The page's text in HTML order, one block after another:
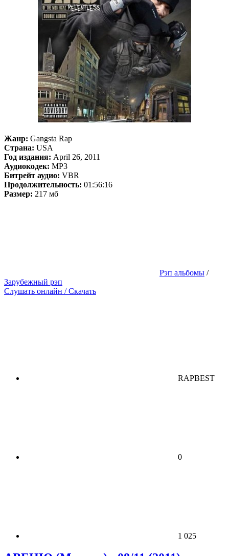
Жанр: Gangsta Rap
Страна: USA
Год издания: April 26, 2011
Аудиокодек: MP3
Битрейт аудио: VBR
Продолжительность: 01:56:16
Размер: 217 мб
Рэп альбомы /
Зарубежный рэп
Слушать онлайн / Скачать
RAPBEST
0
1 025